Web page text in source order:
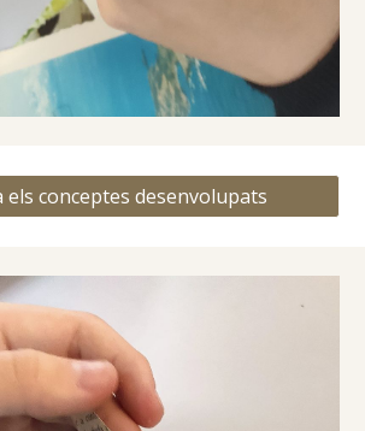
els conceptes desenvolupats